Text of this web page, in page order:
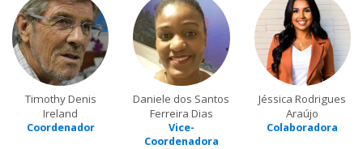
Timothy Denis
Ireland
Coordenador
Daniele dos Santos
Ferreira Dias
Vice-
Coordenadora
Jéssica Rodrigues
Araújo
Colaboradora